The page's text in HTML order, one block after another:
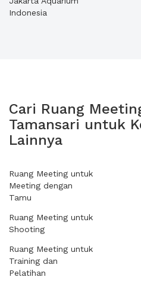
Indonesia
Cari Ruang
Tamansari untuk
Lainnya
Ruang Meeting untuk
Meeting dengan
Tamu
Ruang Meeting untuk
Shooting
Ruang Meeting untuk
Training dan
Pelatihan